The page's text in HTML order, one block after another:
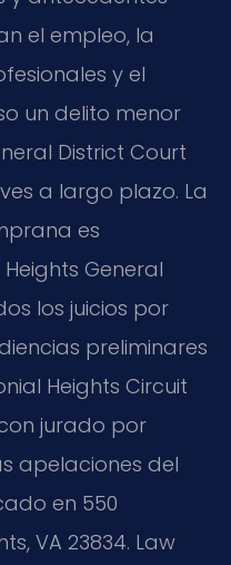
el empleo, la
y el
un delito menor
District Court
a largo plazo. La
es
General
los juicios por
preliminares
Heights Circuit
jurado por
apelaciones del
en 550
VA 23834. Law